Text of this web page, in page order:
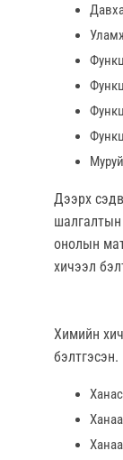
Дээрх
онолын
хичээл
Химийн
бэлтгэсэн.